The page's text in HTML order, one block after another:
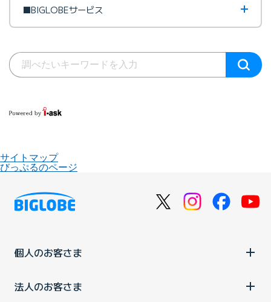
■BIGLOBEサービス
サイトマップ
びっぷるのページ
個人のお客さま
法人のお客さま